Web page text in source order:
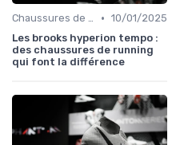
Chaussures de Course • 10/01/2025
Les brooks hyperion tempo :
des chaussures de running
qui font la différence